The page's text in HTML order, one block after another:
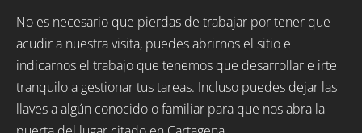
No es necesario que pierdas de trabajar por tener que
acudir a nuestra visita, puedes abrirnos el sitio e
indicarnos el trabajo que tenemos que desarrollar e irte
tranquilo a gestionar tus tareas. Incluso puedes dejar las
llaves a algún conocido o familiar para que nos abra la